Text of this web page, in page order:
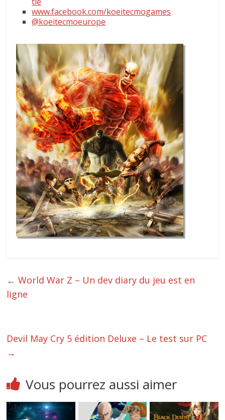
www.facebook.com/koeitecmogames
@koeitecmoeurope
← World War Z – Un dev diary du jeu est en
ligne
Devil May Cry 5 édition Deluxe – Le test sur PC
→
Vous pourrez aussi aimer